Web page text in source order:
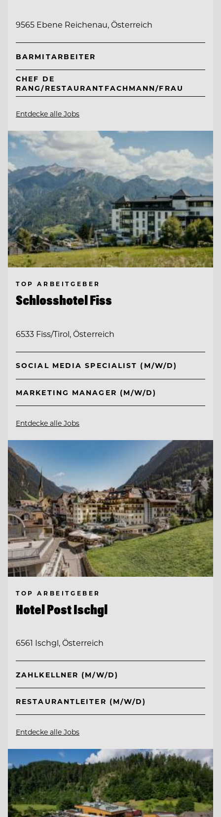
9565 Ebene Reichenau, Österreich
BARMITARBEITER
CHEF DE
RANG/RESTAURANTFACHMANN/FRAU
Entdecke alle Jobs
TOP ARBEITGEBER
Schlosshotel Fiss
6533 Fiss/Tirol, Österreich
SOCIAL MEDIA SPECIALIST (M/W/D)
MARKETING MANAGER (M/W/D)
Entdecke alle Jobs
TOP ARBEITGEBER
Hotel Post Ischgl
6561 Ischgl, Österreich
ZAHLKELLNER (M/W/D)
RESTAURANTLEITER (M/W/D)
Entdecke alle Jobs